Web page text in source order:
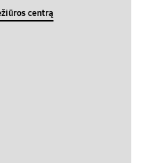
centrą